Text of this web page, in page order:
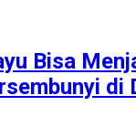
Bisa
di